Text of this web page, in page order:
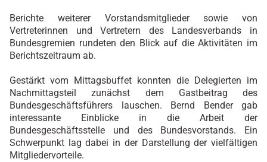
Berichte weiterer Vorstandsmitglieder sowie von
Vertreterinnen und Vertretern des Landesverbands in
Bundesgremien rundeten den Blick auf die Aktivitäten im
Berichtszeitraum ab.
Gestärkt vom Mittagsbuffet konnten die Delegierten im
Nachmittagsteil zunächst dem Gastbeitrag des
Bundesgeschäftsführers lauschen. Bernd Bender gab
interessante Einblicke in die Arbeit der
Bundesgeschäftsstelle und des Bundesvorstands. Ein
Schwerpunkt lag dabei in der Darstellung der vielfältigen
Mitgliedervorteile.